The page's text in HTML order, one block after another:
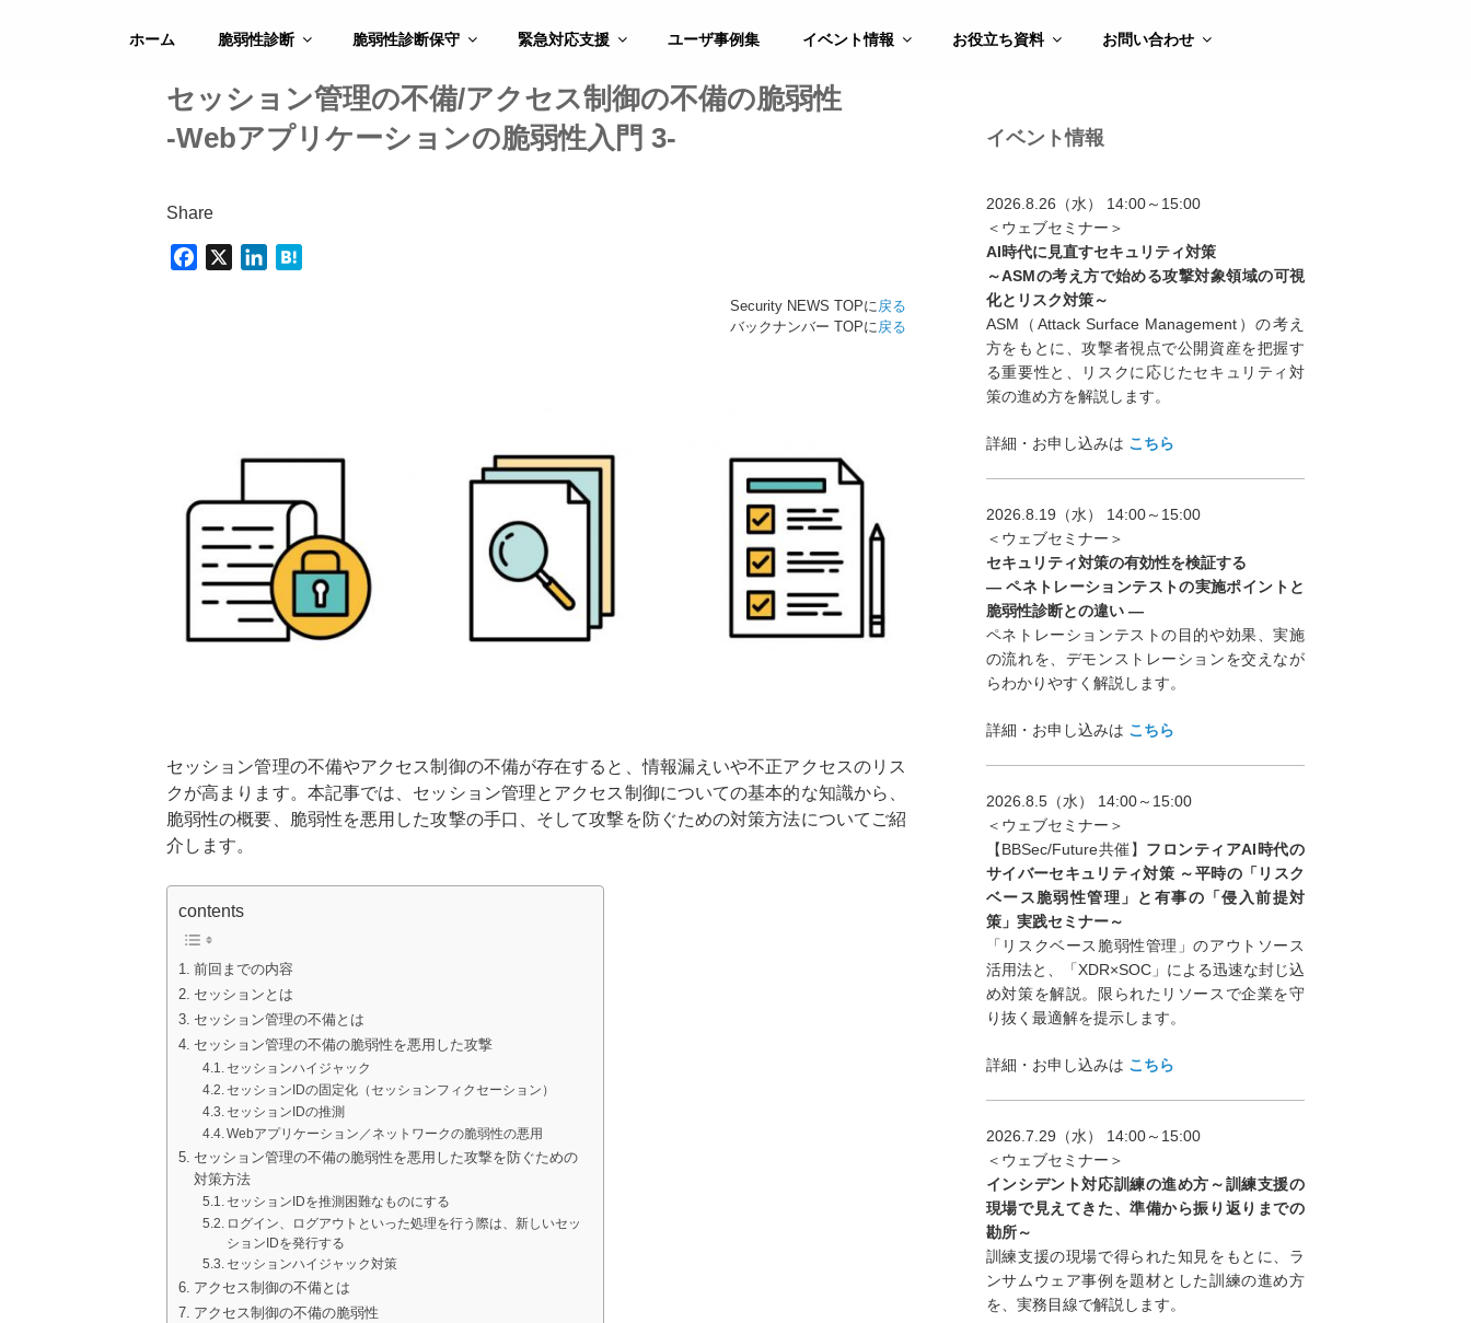
ホーム 脆弱性診断 脆弱性診断保守 緊急対応支援 ユーザ事例集 イベント情報 お役立ち資料 お問い合わせ
セッション管理の不備/アクセス制御の不備の脆弱性
-Webアプリケーションの脆弱性入門 3-
Share
Security NEWS TOPに 戻る
バックナンバー TOPに 戻る
セッション管理の不備やアクセス制御の不備が存在すると、情報漏えいや不正アクセスのリス
クが高まります。本記事では、セッション管理とアクセス制御についての基本的な知識から、
脆弱性の概要、脆弱性を悪用した攻撃の手口、そして攻撃を防ぐための対策方法についてご紹
介します。
contents
前回までの内容
セッションとは
セッション管理の不備とは
セッション管理の不備の脆弱性を悪用した攻撃
セッションハイジャック
セッションIDの固定化（セッションフィクセーション）
セッションIDの推測
Webアプリケーション／ネットワークの脆弱性の悪用
セッション管理の不備の脆弱性を悪用した攻撃を防ぐための
対策方法
セッションIDを推測困難なものにする
ログイン、ログアウトといった処理を行う際は、新しいセッ
ションIDを発行する
セッションハイジャック対策
アクセス制御の不備とは
アクセス制御の不備の脆弱性
イベント情報
2026.8.26（水） 14:00～15:00
＜ウェブセミナー＞
AI時代に見直すセキュリティ対策
～ASMの考え方で始める攻撃対象領域の可視
化とリスク対策～
ASM（Attack Surface Management）の考え
方をもとに、攻撃者視点で公開資産を把握す
る重要性と、リスクに応じたセキュリティ対
策の進め方を解説します。
詳細・お申し込みは こちら
2026.8.19（水） 14:00～15:00
＜ウェブセミナー＞
セキュリティ対策の有効性を検証する
― ペネトレーションテストの実施ポイントと
脆弱性診断との違い ―
ペネトレーションテストの目的や効果、実施
の流れを、デモンストレーションを交えなが
らわかりやすく解説します。
詳細・お申し込みは こちら
2026.8.5（水） 14:00～15:00
＜ウェブセミナー＞
【BBSec/Future共催】 フロンティアAI時代の
サイバーセキュリティ対策 ～平時の「リスク
ベース脆弱性管理」と有事の「侵入前提対
策」実践セミナー～
「リスクベース脆弱性管理」のアウトソース
活用法と、「XDR×SOC」による迅速な封じ込
め対策を解説。限られたリソースで企業を守
り抜く最適解を提示します。
詳細・お申し込みは こちら
2026.7.29（水） 14:00～15:00
＜ウェブセミナー＞
インシデント対応訓練の進め方～訓練支援の
現場で見えてきた、準備から振り返りまでの
勘所～
訓練支援の現場で得られた知見をもとに、ラ
ンサムウェア事例を題材とした訓練の進め方
を、実務目線で解説します。